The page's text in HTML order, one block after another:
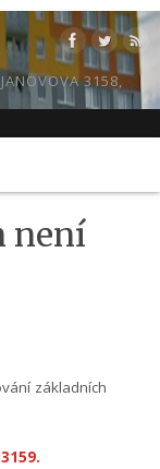
3158,
není
základních